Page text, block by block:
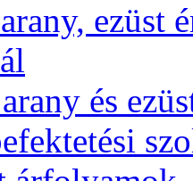
ezüst
és